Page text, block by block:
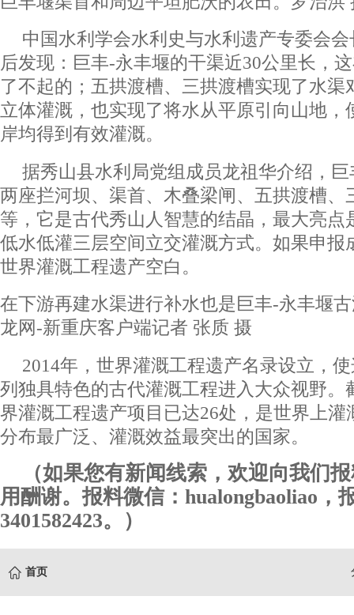
中国水利学会水利史与水利遗产专委会
后发现：巨丰-永丰堰的干渠近30公里长，
了不起的；五拱渡槽、三拱渡槽实现了水渠
立体灌溉，也实现了将水从平原引向山地，
岸均得到有效灌溉。
据秀山县水利局党组成员龙祖华介绍，
两座拦河坝、渠首、木叠梁闸、五拱渡槽、
等，它是古代秀山人智慧的结晶，最大亮点
低水低灌三层空间立交灌溉方式。如果申报
世界灌溉工程遗产空白。
在下游再建水渠进行补水也是巨丰-永丰堰
龙网-新重庆客户端记者 张质 摄
2014年，世界灌溉工程遗产名录设立，
列独具特色的古代灌溉工程进入大众视野。
界灌溉工程遗产项目已达26处，是世界上
分布最广泛、灌溉效益最突出的国家。
（如果您有新闻线索，欢迎向我们
用酬谢。报料微信：hualongbaoliao，
3401582423。）
首页